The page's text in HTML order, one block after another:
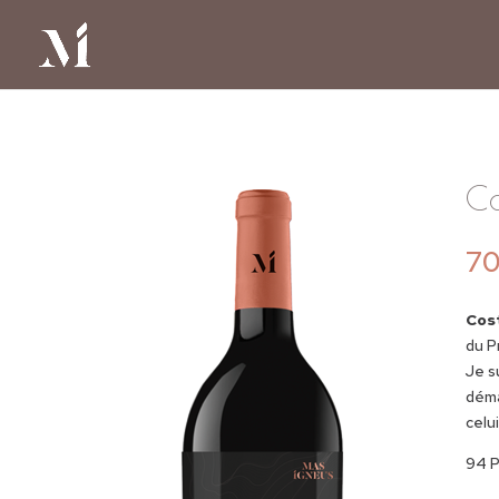
du
Je
94